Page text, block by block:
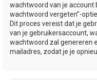
wachtwoord van je account
wachtwoord vergeten”-
Dit proces vereist dat je
van je gebruikersaccount,
wachtwoord zal genereren
mailadres, zodat je je